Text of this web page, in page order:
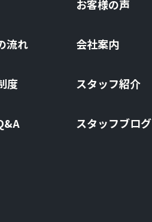
流れ
度
お客様の声
会社案内
スタッフ紹介
スタッフブログ